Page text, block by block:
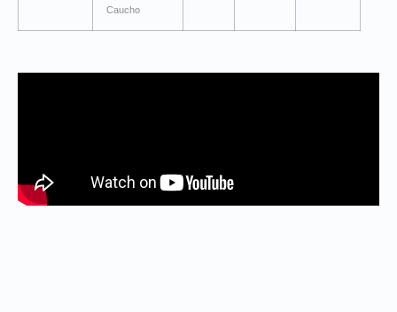
Caucho